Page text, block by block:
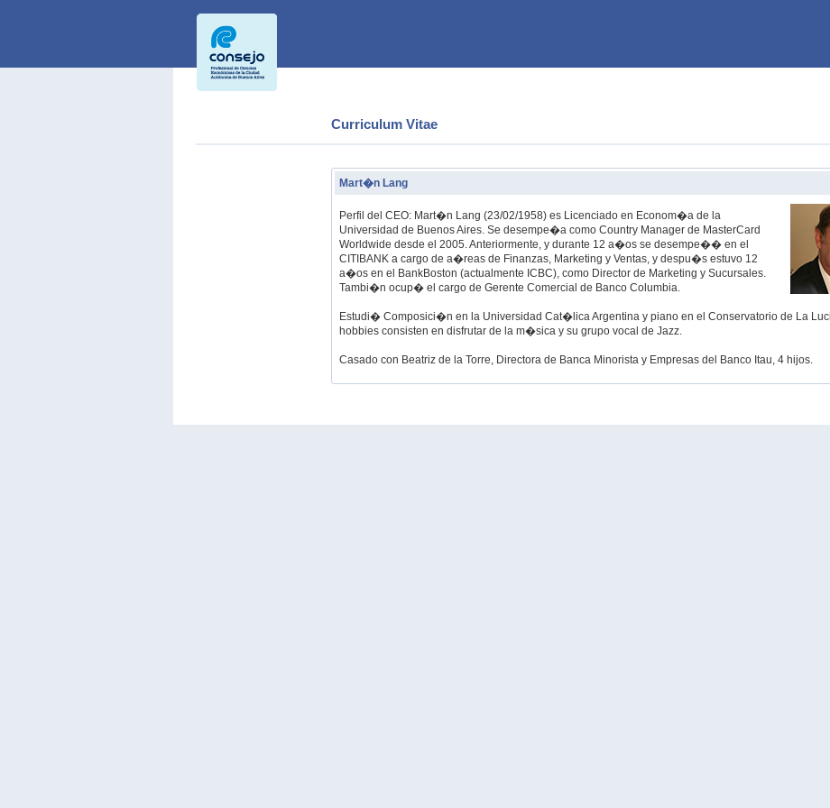
Curriculum Vitae
Mart�n Lang
Perfil del CEO: Mart�n Lang (23/02/1958) es Licenciado en Econom�a de la
Universidad de Buenos Aires. Se desempe�a como Country Manager de MasterCard
Worldwide desde el 2005. Anteriormente, y durante 12 a�os se desempe�� en el
CITIBANK a cargo de a�reas de Finanzas, Marketing y Ventas, y despu�s estuvo 12
a�os en el BankBoston (actualmente ICBC), como Director de Marketing y Sucursales.
Tambi�n ocup� el cargo de Gerente Comercial de Banco Columbia.
Estudi� Composici�n en la Universidad Cat�lica Argentina y piano en el Conservatorio de La
hobbies consisten en disfrutar de la m�sica y su grupo vocal de Jazz.
Casado con Beatriz de la Torre, Directora de Banca Minorista y Empresas del Banco Itau, 4 hijos.